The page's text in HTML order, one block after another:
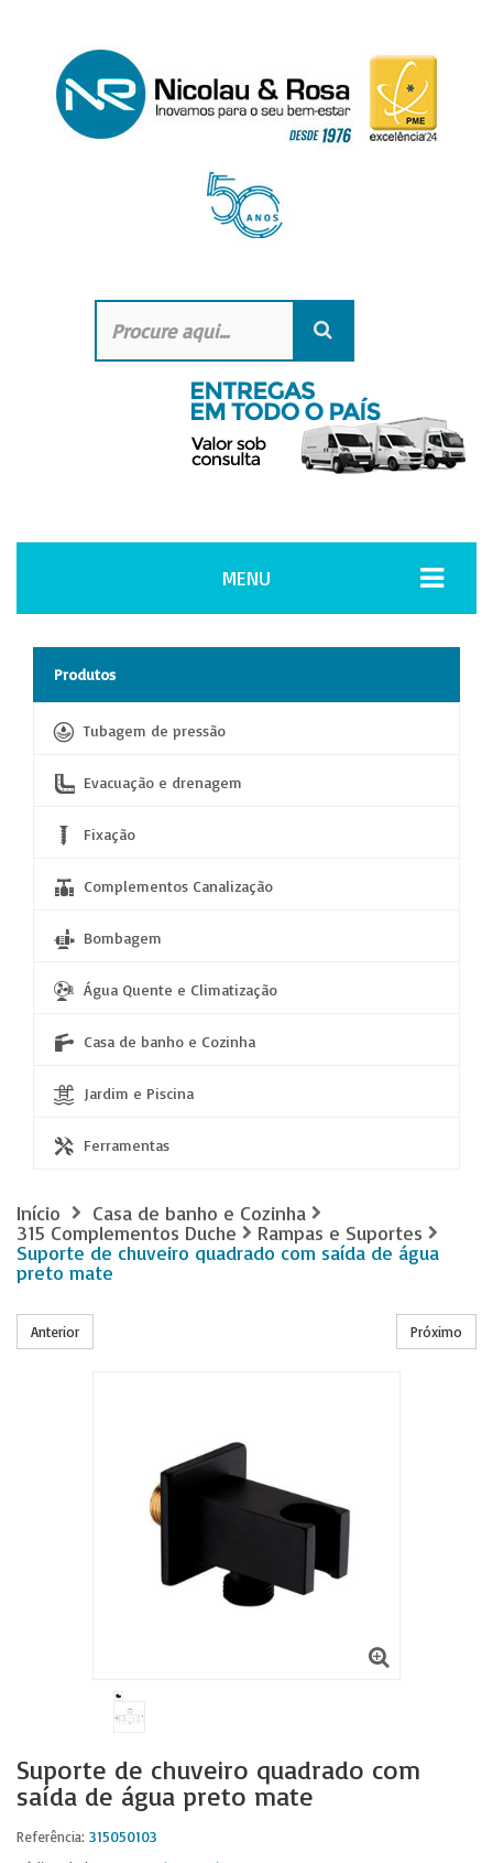
MENU
Produtos
Tubagem de pressão
Evacuação e drenagem
Fixação
Complementos Canalização
Bombagem
Água Quente e Climatização
Casa de banho e Cozinha
Jardim e Piscina
Ferramentas
Início
Casa de banho e Cozinha
315 Complementos Duche
Rampas e Suportes
Suporte de chuveiro quadrado com saída de água
preto mate
Anterior Próximo
Suporte de chuveiro quadrado com
saída de água preto mate
Referência: 315050103